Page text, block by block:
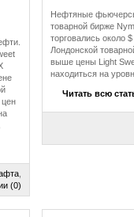
(0)
Нефтяные
товарной бирже
торговались около
Лондонской
выше цены Light
находиться на
Читать всю